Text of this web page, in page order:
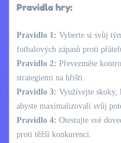
Pravidla hry:
Pravidlo 1: Vyberte si svůj
fotbalových zápasů proti
Pravidlo 2: Převezměte
strategiemi na hřišti.
Pravidlo 3: Využívejte skoky,
abyste maximalizovali svůj
Pravidlo 4: Otestujte své
proti těžší konkurenci.